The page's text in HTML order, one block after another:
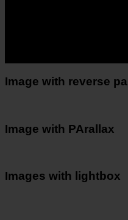
Image with reverse
Image with PArallax
Images with lightbox